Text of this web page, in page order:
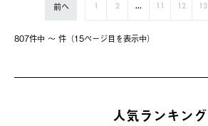
807件中 〜 件（15ページ⽬を表⽰中）
前へ 1 2 ... 11 12 13
人気ランキング